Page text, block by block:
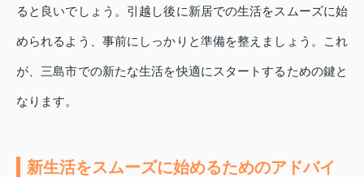
ると良いでしょう。引越し後に新居での生活をスムーズに始
められるよう、事前にしっかりと準備を整えましょう。これ
が、三島市での新たな生活を快適にスタートするための鍵と
なります。
新生活をスムーズに始めるためのアドバイ